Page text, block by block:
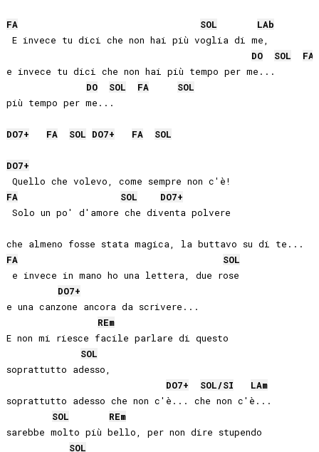
FA SOL
LAb
E invece tu dici che non hai più voglia di me,
DO
SOL
FA
e invece tu dici che non hai più tempo per me...
DO
SOL FA
SOL
più tempo per me...
DO7+ FA SOL DO7+ FA SOL
DO7+
FA
SOL DO7+
Solo un po' d'amore che diventa polvere
FA
SOL
e invece in mano ho una lettera, due rose
DO7+
e una canzone ancora da scrivere...
REm
E non mi riesce facile parlare di questo
SOL
soprattutto adesso,
DO7+ SOL/SI LAm
soprattutto adesso che non c'è... che non c'è...
SOL
REm
sarebbe molto più bello, per non dire stupendo
SOL